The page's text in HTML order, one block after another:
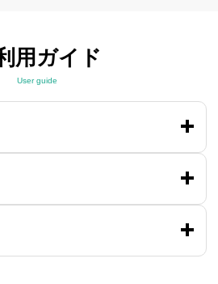
用ガイド
User guide